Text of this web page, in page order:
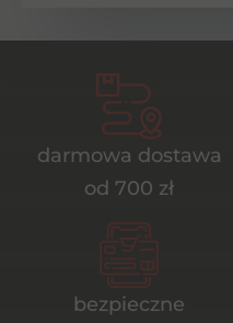
darmowa dostawa
od 700 zł
bezpieczne